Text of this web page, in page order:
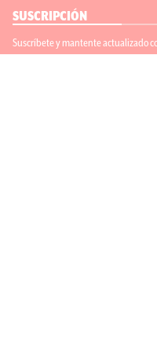
SUSCRIPCIÓN
Suscríbete y mantente actualizado